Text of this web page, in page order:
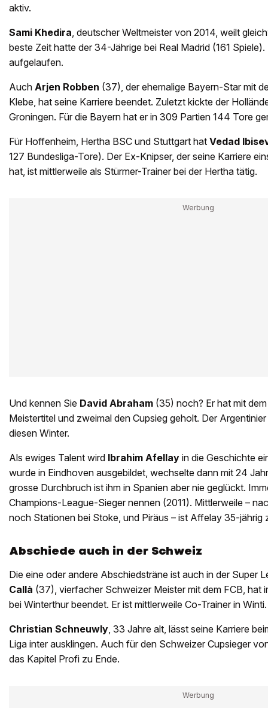
aktiv.
Sami Khedira, deutscher Weltmeister von 2014, weilt
beste Zeit hatte der 34-Jährige bei Real Madrid (161
aufgelaufen.
Auch Arjen Robben (37), der ehemalige Bayern-Star mit
Klebe, hat seine Karriere beendet. Zuletzt kickte der
Groningen. Für die Bayern hat er in 309 Partien 144 Tore
Für Hoffenheim, Hertha BSC und Stuttgart hat Vedad
127 Bundesliga-Tore). Der Ex-Knipser, der seine Karriere
hat, ist mittlerweile als Stürmer-Trainer bei der Hertha tätig.
Und kennen Sie David Abraham (35) noch? Er hat mit
Meistertitel und zweimal den Cupsieg geholt. Der
diesen Winter.
Als ewiges Talent wird Ibrahim Afellay in die Geschichte
wurde in Eindhoven ausgebildet, wechselte dann mit 24
grosse Durchbruch ist ihm in Spanien aber nie geglückt.
Champions-League-Sieger nennen (2011). Mittlerweile –
noch Stationen bei Stoke, und Piräus – ist Affelay 35-jährig
Abschiede auch in der Schweiz
Die eine oder andere Abschiedsträne ist auch in der Super
Callà (37), vierfacher Schweizer Meister mit dem FCB, hat
bei Winterthur beendet. Er ist mittlerweile Co-Trainer in Winti.
Christian Schneuwly, 33 Jahre alt, lässt seine Karriere
Liga inter ausklingen. Auch für den Schweizer Cupsieger
das Kapitel Profi zu Ende.